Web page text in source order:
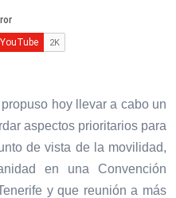
hoy llevar a cabo un
aspectos prioritarios para
de vista de la movilidad,
en una Convención
y que reunión a más